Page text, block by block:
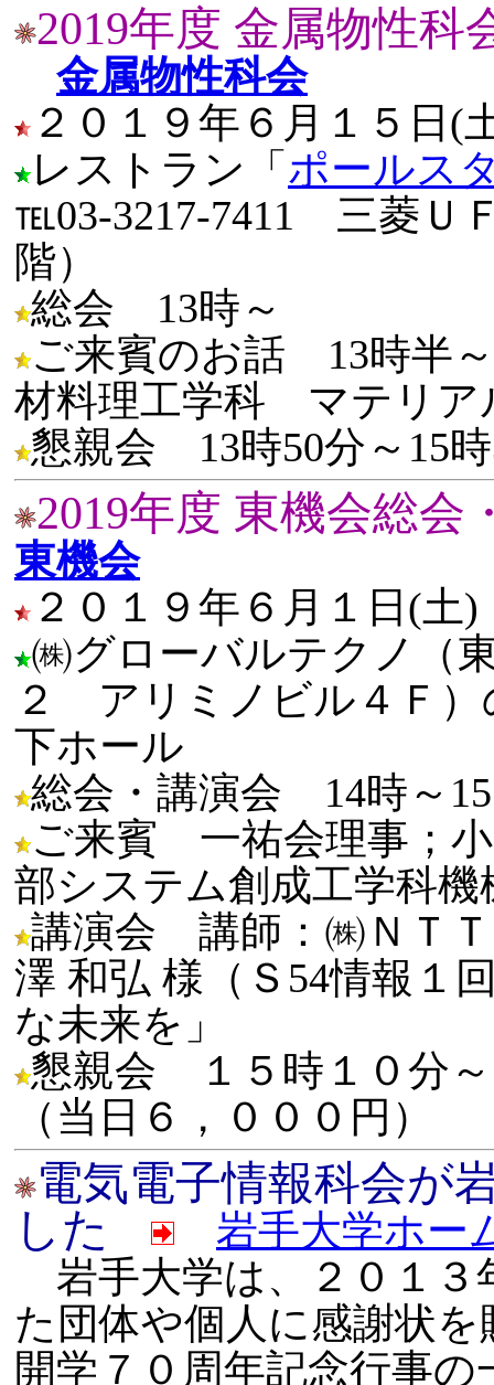
2019年度 金属物性科
金属物性科会
２０１９年６月１５日
レストラン「 ポールス
℡03-3217-7411 三菱Ｕ
階）
総会 13時～
ご来賓のお話 13時半
材料理工学科 マテリ
懇親会 13時50分～15
2019年度 東機会総会
東機会
２０１９年６月１日(土)
㈱グローバルテクノ（
２ アリミノビル４Ｆ）
下ホール
総会・講演会 14時～
ご来賓 一祐会理事；
部システム創成工学科
講演会 講師：㈱ＮＴ
澤 和弘 様（Ｓ54情報１
な未来を」
懇親会 １５時１０分
（当日６，０００円）
電気電子情報科会が
した
岩手大学ホー
岩手大学は、２０１３
た団体や個人に感謝状
開学７０周年記念行事